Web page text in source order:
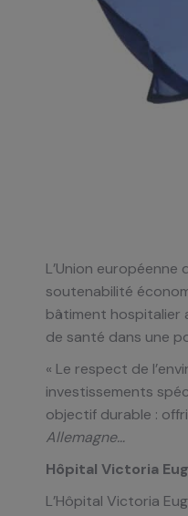
L’Union
soutenabilité
bâtiment hospitalier
de santé dans une
« Le respect de
investissements
objectif durable :
Allemagne…
Hôpital Victoria
L’Hôpital Victoria